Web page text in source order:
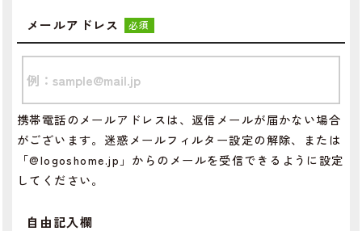
メールアドレス 必須
携帯電話のメールアドレスは、返信メールが届かない場合
がございます。迷惑メールフィルター設定の解除、または
「@logoshome.jp」からのメールを受信できるように設定
してください。
自由記入欄